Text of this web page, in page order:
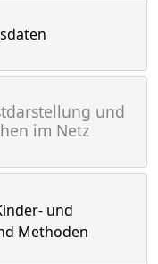
und
im Netz
und
Methoden